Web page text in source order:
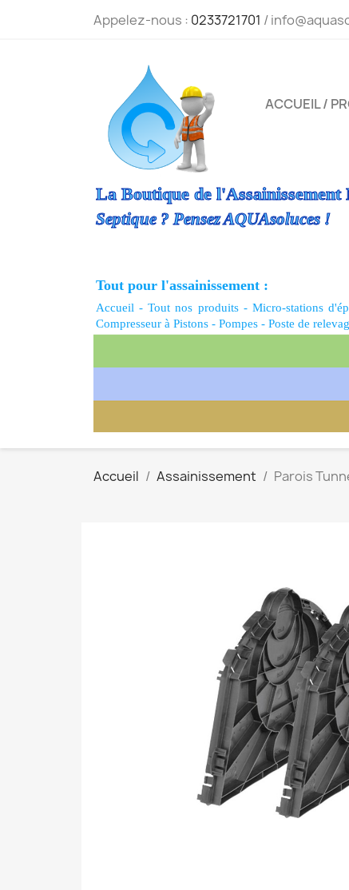
Appelez-nous : 0233721701 /
ACCUEIL /
La Boutique de l'Assainissement
Septique ? Pensez AQUAsoluces !
Tout pour l'assainissement :
Accueil -Tout nos produits- Micro-stations
Compresseur à Pistons - Pompes - Poste de
Accueil Assainissement Parois